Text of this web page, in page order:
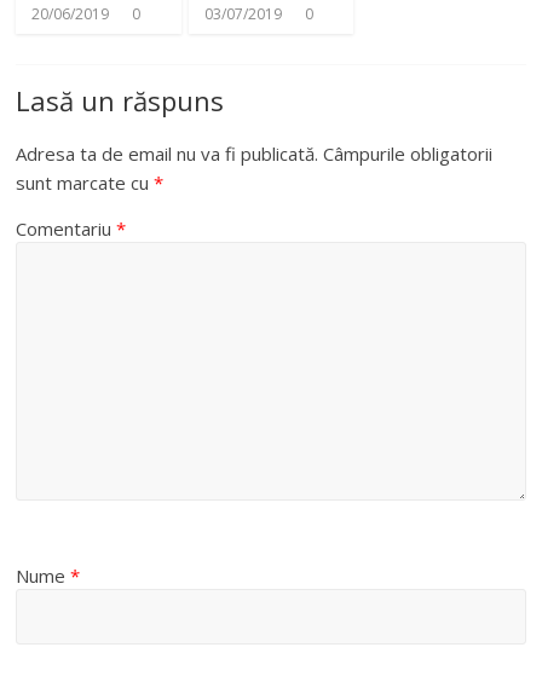
20/06/2019 0 03/07/2019 0
Lasă un răspuns
Adresa ta de email nu va fi publicată. Câmpurile obligatorii
sunt marcate cu*
Comentariu*
Nume*